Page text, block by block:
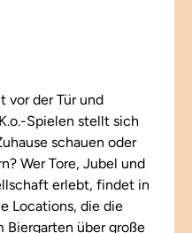
vor der Tür und
Spielen stellt sich
schauen oder
Wer Tore, Jubel und
erlebt, findet in
Locations, die die
Biergarten über große